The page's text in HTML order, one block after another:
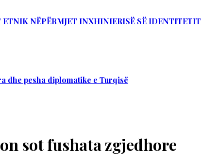
NËPËRMJET INXHINIERISË SË IDENTITETIT
dhe pesha diplomatike e Turqisë
sot fushata zgjedhore